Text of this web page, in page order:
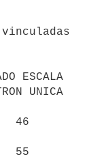
46
55